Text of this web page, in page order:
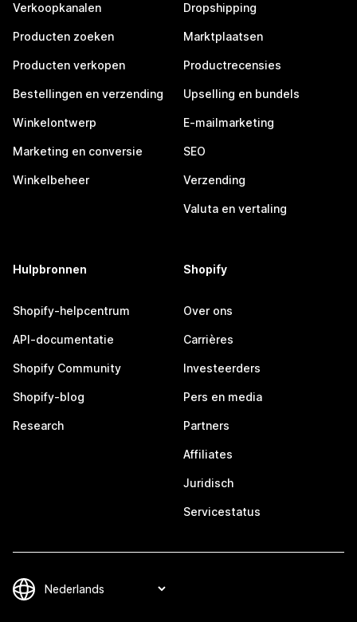
Verkoopkanalen
Producten zoeken
Producten verkopen
Bestellingen en verzending
Winkelontwerp
Marketing en conversie
Winkelbeheer
Dropshipping
Marktplaatsen
Productrecensies
Upselling en bundels
E-mailmarketing
SEO
Verzending
Valuta en vertaling
Hulpbronnen
Shopify-helpcentrum
API-documentatie
Shopify Community
Shopify-blog
Research
Shopify
Over ons
Carrières
Investeerders
Pers en media
Partners
Affiliates
Juridisch
Servicestatus